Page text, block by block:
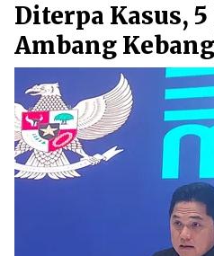
Diterpa Kasus,
Ambang